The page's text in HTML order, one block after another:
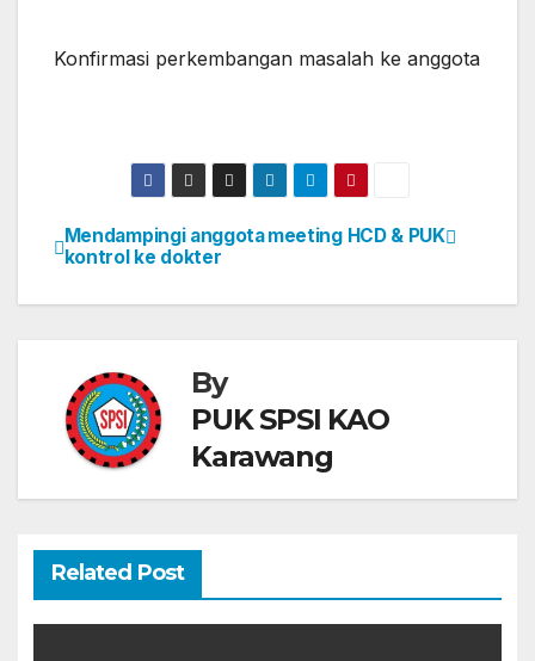
Konfirmasi perkembangan masalah ke anggota
Post
navigation
meeting HCD & PUK
Mendampingi anggota
kontrol ke dokter
By
PUK SPSI KAO
Karawang
Related Post